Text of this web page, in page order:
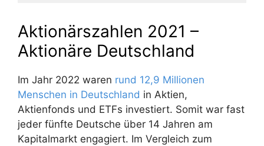
Aktionärszahlen 2021 –
Aktionäre Deutschland
Im Jahr 2022 waren rund 12,9 Millionen
Menschen in Deutschland in Aktien,
Aktienfonds und ETFs investiert. Somit war fast
jeder fünfte Deutsche über 14 Jahren am
Kapitalmarkt engagiert. Im Vergleich zum